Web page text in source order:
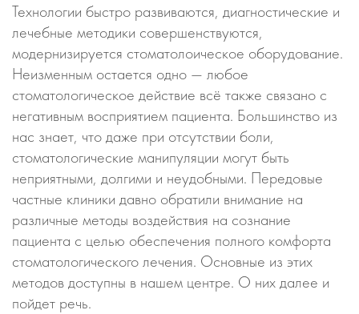
Технологии быстро развиваются, диагностические и
лечебные методики совершенствуются,
модернизируется стоматолоическое оборудование.
Неизменным остается одно — любое
стоматологическое действие всё также связано с
негативным восприятием пациента. Большинство из
нас знает, что даже при отсутствии боли,
стоматологические манипуляции могут быть
неприятными, долгими и неудобными. Передовые
частные клиники давно обратили внимание на
различные методы воздействия на сознание
пациента с целью обеспечения полного комфорта
стоматологического лечения. Основные из этих
методов доступны в нашем центре. О них далее и
пойдет речь.